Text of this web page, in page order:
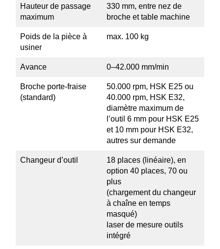
Hauteur de passage
maximum
330 mm, entre nez de
broche et table machine
Poids de la pièce à
usiner
max. 100 kg
Avance 0–42.000 mm/min
Broche porte-fraise
(standard)
50.000 rpm, HSK E25 ou
40.000 rpm, HSK E32,
diamètre maximum de
l’outil 6 mm pour HSK E25
et 10 mm pour HSK E32,
autres sur demande
Changeur d’outil
18 places (linéaire), en
option 40 places, 70 ou
plus
(chargement du changeur
à chaîne en temps
masqué)
laser de mesure outils
intégré